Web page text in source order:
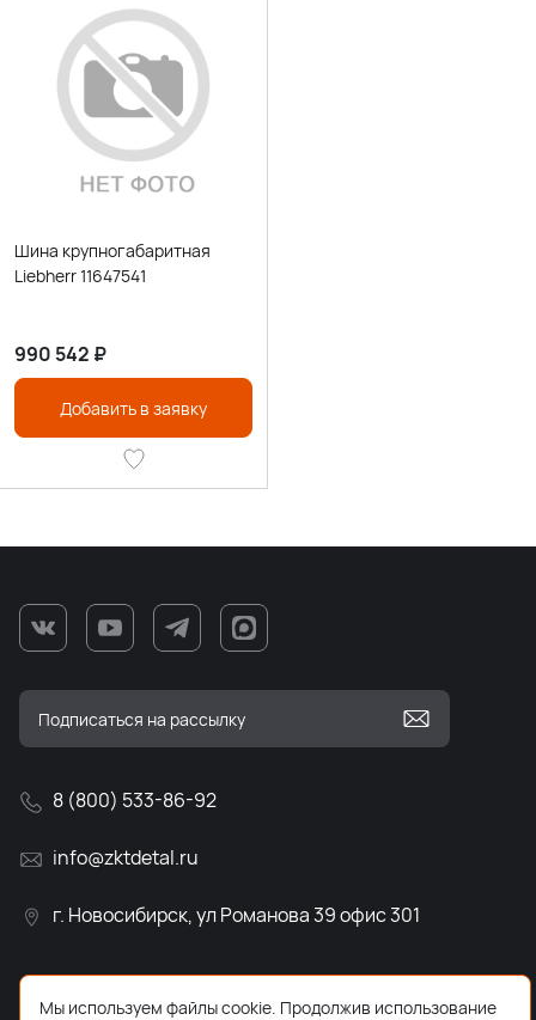
Шина крупногабаритная
Liebherr 11647541
990 542 ₽
Добавить в заявку
8 (800) 533-86-92
info@zktdetal.ru
г. Новосибирск, ул Романова 39 офис 301
Мы используем файлы cookie. Продолжив использование